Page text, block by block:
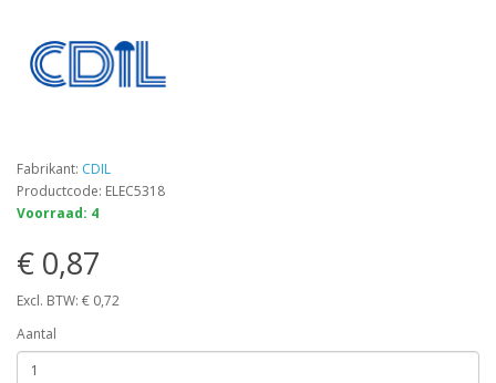
Fabrikant: CDIL
Productcode: ELEC5318
Voorraad: 4
€ 0,87
Excl. BTW: € 0,72
Aantal